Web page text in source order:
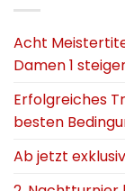
Acht
Damen 1
Erfolgreiches
besten
Ab jetzt